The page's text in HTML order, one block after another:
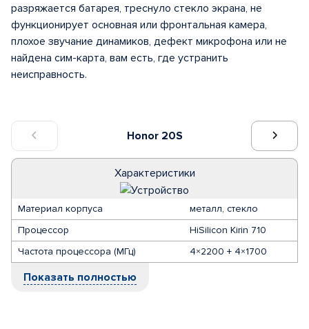
Honor 20S
Характеристики
Материал корпуса
металл, стекло
Процессор
HiSilicon Kirin 710
Частота процессора (МГц)
4×2200 + 4×1700
Показать полностью
разряжается батарея, треснуло стекло экрана, не
функционирует основная или фронтальная камера,
плохое звучание динамиков, дефект микрофона или не
найдена сим-карта, вам есть, где устранить
неисправность.